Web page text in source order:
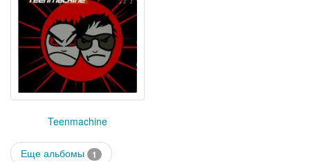
Teenmachine
Еще альбомы 1